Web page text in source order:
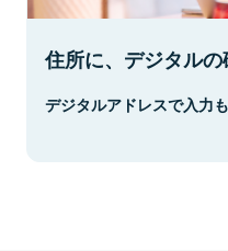
住所に、デジタルの
デジタルアドレスで入力